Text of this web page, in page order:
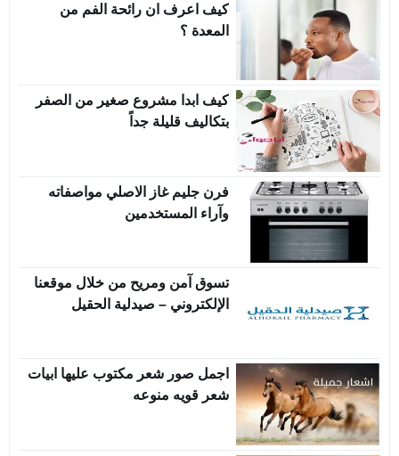
كيف اعرف ان رائحة الفم من
المعدة ؟
كيف ابدا مشروع صغير من الصفر
بتكاليف قليلة جداً
فرن جليم غاز الاصلي مواصفاته
وآراء المستخدمين
تسوق آمن ومريح من خلال موقعنا
الإلكتروني – صيدلية الحقيل
اجمل صور شعر مكتوب عليها ابيات
شعر قويه منوعه